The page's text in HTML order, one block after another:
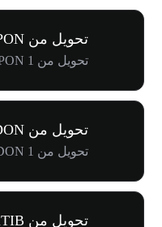
تحويل من SHOPON إلى BRL
تحويل من 1 SHOPON إلى R$761.69
تحويل من GLDON إلى BRL
تحويل من 1 GLDON إلى R$2.03K
تحويل من AXTIB إلى BRL